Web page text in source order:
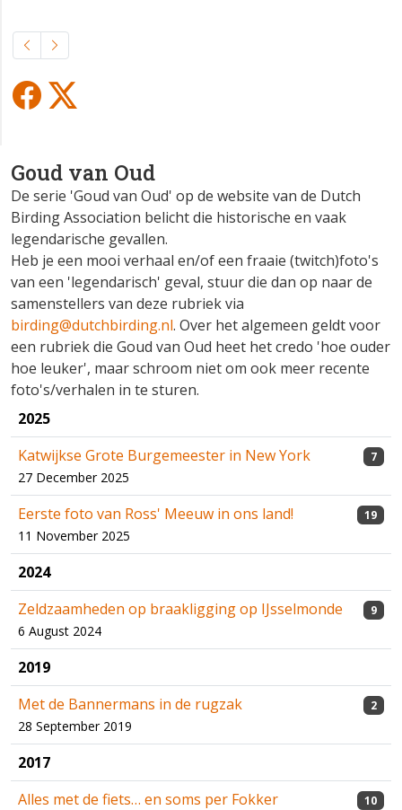
Goud van Oud
De serie 'Goud van Oud' op de website van de Dutch
Birding Association belicht die historische en vaak
legendarische gevallen.
Heb je een mooi verhaal en/of een fraaie (twitch)foto's
van een 'legendarisch' geval, stuur die dan op naar de
samenstellers van deze rubriek via
birding@dutchbirding.nl. Over het algemeen geldt voor
een rubriek die Goud van Oud heet het credo 'hoe ouder
hoe leuker', maar schroom niet om ook meer recente
foto's/verhalen in te sturen.
2025
Katwijkse Grote Burgemeester in New York
27 December 2025
7
Eerste foto van Ross' Meeuw in ons land!
11 November 2025
19
2024
Zeldzaamheden op braakligging op IJsselmonde
6 August 2024
9
2019
Met de Bannermans in de rugzak
28 September 2019
2
2017
Alles met de fiets… en soms per Fokker
10